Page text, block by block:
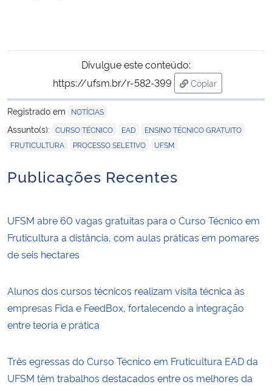
Divulgue este conteúdo:
https://ufsm.br/r-582-399
Copiar
para área de
Registrado em
NOTÍCIAS
Assunto(s): CURSO TÉCNICO EAD ENSINO TÉCNICO GRATUITO
FRUTICULTURA PROCESSO SELETIVO UFSM
Publicações Recentes
UFSM abre 60 vagas gratuitas para o Curso Técnico em
Fruticultura a distância, com aulas práticas em pomares
de seis hectares
Alunos dos cursos técnicos realizam visita técnica às
empresas Fida e FeedBox, fortalecendo a integração
entre teoria e prática
Três egressas do Curso Técnico em Fruticultura EAD da
UFSM têm trabalhos destacados entre os melhores da